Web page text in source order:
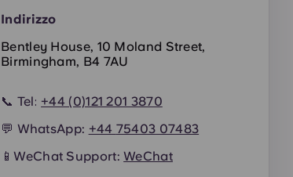
Indirizzo
Bentley House, 10 Moland Street,
Birmingham, B4 7AU
📞 Tel: +44 (0)121 201 3870
💬 WhatsApp: +44 75403 07483
📱WeChat Support: WeChat